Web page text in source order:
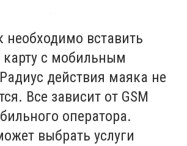
необходимо вставить
с мобильным
действия маяка не
Все зависит от GSM
оператора.
выбрать услуги